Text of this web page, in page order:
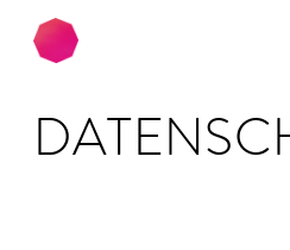
Skip to main content